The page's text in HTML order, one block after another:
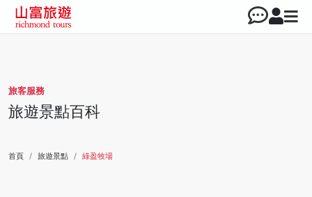
旅客服務
旅遊景點百科
首頁 旅遊景點 綠盈牧場